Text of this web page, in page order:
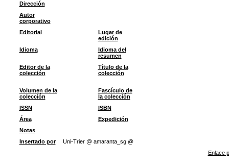
Dirección
Autor
corporativo
Editorial
Lugar de
edición
Idioma
Idioma del
resumen
Editor de la
colección
Título de la
colección
Volumen de la
colección
Fascículo de
la colección
ISSN
ISBN
Área
Expedición
Notas
Insertado por
Uni-Trier @ amaranta_sg @
Enlace